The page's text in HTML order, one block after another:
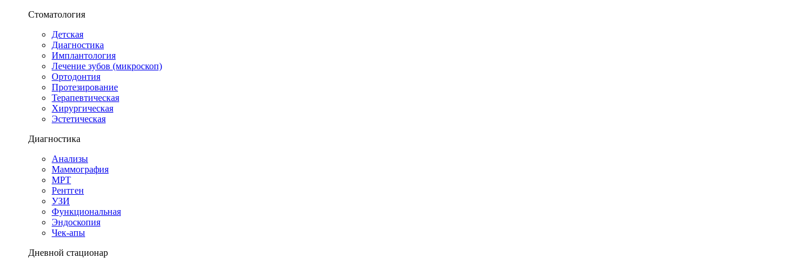
Стоматология
Детская
Диагностика
Имплантология
Лечение зубов (микроскоп)
Ортодонтия
Протезирование
Терапевтическая
Хирургическая
Эстетическая
Диагностика
Анализы
Маммография
МРТ
Рентген
УЗИ
Функциональная
Эндоскопия
Чек-апы
Дневной стационар